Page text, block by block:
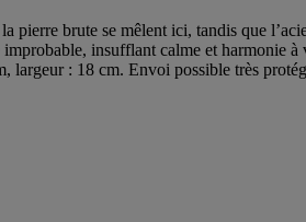
pierre brute se mêlent ici, tandis que
insufflant calme et harmonie
largeur : 18 cm. Envoi possible très